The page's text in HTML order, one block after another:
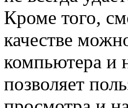
Кроме того,
качестве
компьютера и
позволяет